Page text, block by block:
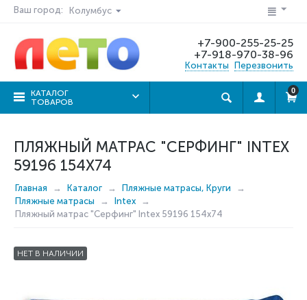
Ваш город: Колумбус
+7-900-255-25-25
+7-918-970-38-96
Контакты Перезвонить
КАТАЛОГ
ТОВАРОВ
0
ПЛЯЖНЫЙ МАТРАС "СЕРФИНГ" INTEX
59196 154Х74
Главная Каталог
Пляжные матрасы, Круги
Пляжные матрасы
Intex
Пляжный матрас "Серфинг" Intex 59196 154х74
НЕТ В НАЛИЧИИ